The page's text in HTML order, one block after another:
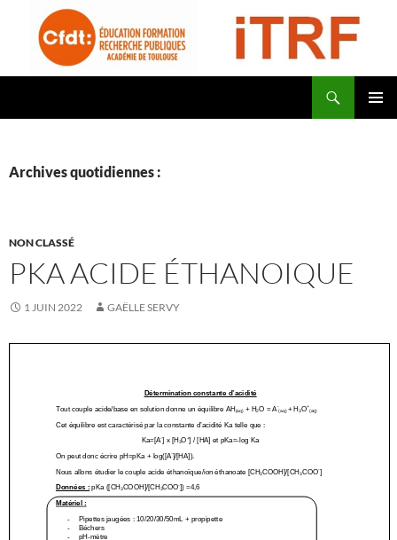
contenu
CFDT Education Formation Recherche Publiques Académie de Toulouse – ITRF
Archives quotidiennes :
NON CLASSÉ
PKA ACIDE ÉTHANOIQUE
1 JUIN 2022 GAËLLE SERVY